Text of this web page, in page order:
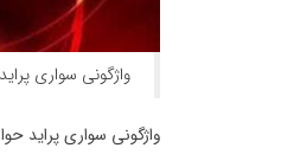
واژگونی سواری
واژگونی سواری پراید